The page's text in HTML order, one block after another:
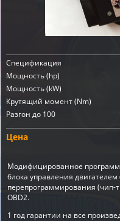
Спецификация
Мощность (hp)
Мощность (kW)
Крутящий момент (Nm)
Разгон до 100
Цена
Модифицированное
блока управления
перепрограммирования (чип-
OBD2.
1 год гарантии на все